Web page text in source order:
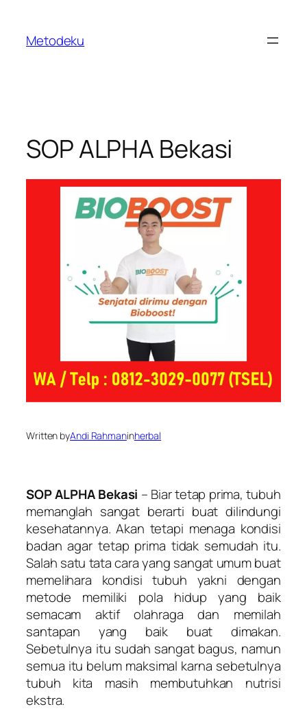
content
Metodeku
SOP ALPHA Bekasi
Written byAndi Rahmaninherbal
SOP ALPHA Bekasi – Biar tetap prima, tubuh
memanglah sangat berarti buat dilindungi
kesehatannya. Akan tetapi menaga kondisi
badan agar tetap prima tidak semudah itu.
Salah satu tata cara yang sangat umum buat
memelihara kondisi tubuh yakni dengan
metode memiliki pola hidup yang baik
semacam aktif olahraga dan memilah
santapan yang baik buat dimakan.
Sebetulnya itu sudah sangat bagus, namun
semua itu belum maksimal karna sebetulnya
tubuh kita masih membutuhkan nutrisi
ekstra.